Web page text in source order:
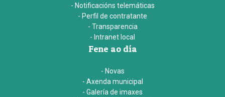
- Notificacións telemáticas
- Perfil de contratante
- Transparencia
- Intranet local
Fene ao día
- Novas
- Axenda municipal
- Galería de imaxes